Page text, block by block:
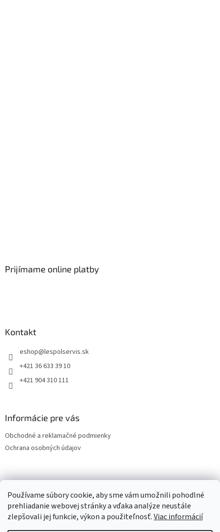
Používame súbory cookie, aby sme vám umožnili pohodlné
prehliadanie webovej stránky a vďaka analýze neustále
zlepšovali jej funkcie, výkon a použiteľnosť.Viac informácií
Prijímame online platby
Kontakt
eshop@lespolservis.sk
+421 36 633 39 10
+421 904 310 111
Informácie pre vás
Obchodné a reklamačné podmienky
Ochrana osobných údajov